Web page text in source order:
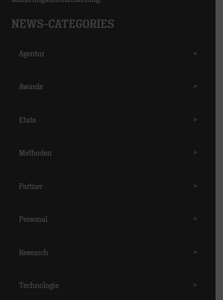
NEWS-CATEGORIES
Agentur >
Awards >
Etats >
Methoden >
Partner >
Personal >
Research >
Technologie >